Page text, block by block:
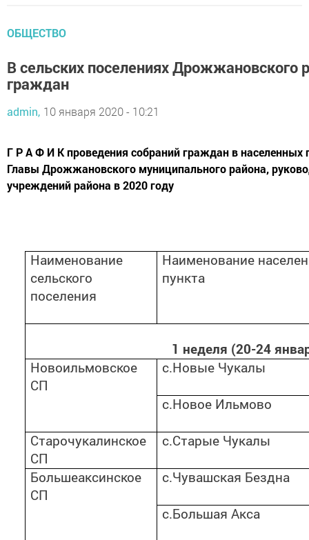
ОБЩЕСТВО
В сельских поселениях Дрожжановского
граждан
admin, 10 января 2020 - 10:21
Г Р А Ф И К проведения собраний граждан в населенных
Главы Дрожжановского муниципального района,
учреждений района в 2020 году
Наименование
сельского
поселения
Наименование
пункта
1 неделя (20-24
Новоильмовское
СП
с.Новые Чукалы
с.Новое Ильмово
Старочукалинское
СП
с.Старые Чукалы
Большеаксинское
СП
с.Чувашская Бездна
с.Большая Акса